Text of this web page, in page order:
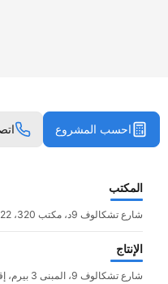
احسب المشروع اتصل
المكتب
شارع تشكالوف 9د، مكتب 320، 322 بيرم، إقليم بيرم روسيا، 614064
الإنتاج
شارع تشكالوف 9، المبنى 3 بيرم، إقليم بيرم روسيا، 614064